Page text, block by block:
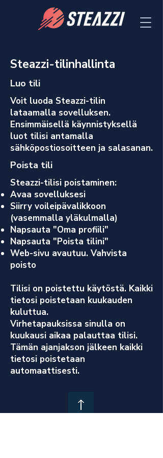
Steazzi-tilinhallinta
Luo tili
Voit luoda Steazzi-tilin
lataamalla sovelluksen.
Ensimmäisellä käynnistyksellä
luot tilisi antamalla
sähköpostiosoitteen ja salasanan.
Poista tili
Steazzi-tilisi poistaminen:
Avaa sovelluksesi
Siirry voileipävalikkoon
(vasemmalla yläkulmalla)
Napsauta "Oma profiili"
Napsauta "Poista tilini"
Web-sivu avautuu. Vahvista
poisto
Tilisi on poistettu käytöstä. Kaikki
tietosi poistetaan kuukauden
kuluttua.
Virhetapauksissa sinulla on
kuukausi aikaa palauttaa tilisi.
Tämän ajanjakson jälkeen kaikki
tietosi poistetaan
automaattisesti.